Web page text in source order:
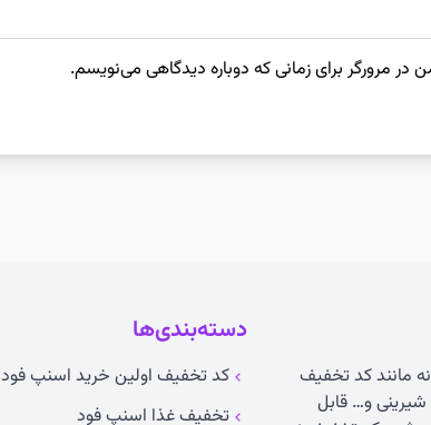
در مرورگر برای زمانی که دوباره دیدگاهی می‌نویسم.
مانند کد تخفیف
و… قابل
دسته‌بندی‌ها
کد تخفیف اولین خرید اسنپ فود
تخفیف غذا اسنپ فود